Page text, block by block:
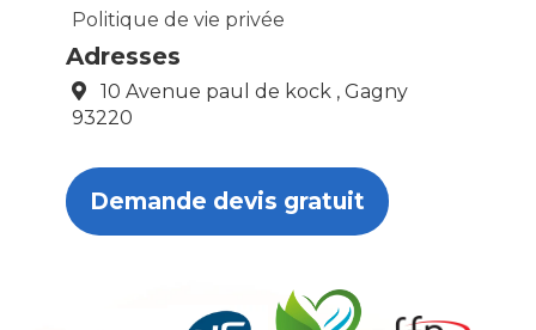
Politique de vie privée
Adresses
10 Avenue paul de kock , Gagny
93220
Demande devis gratuit